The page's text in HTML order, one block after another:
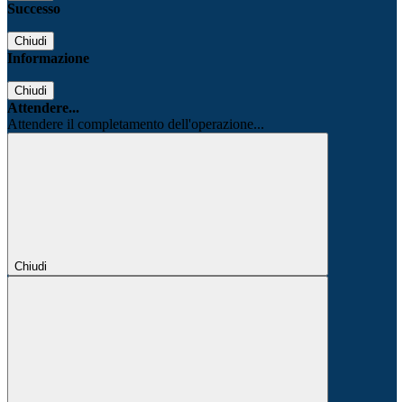
Successo
Chiudi
Informazione
Chiudi
Attendere...
Attendere il completamento dell'operazione...
Chiudi